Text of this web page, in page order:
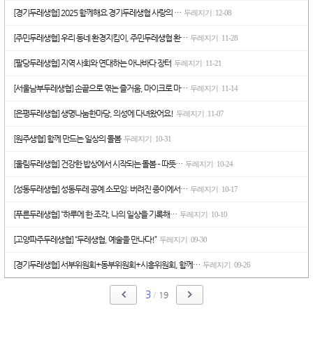
[경기두레생협] 2025 함께해요 경기두레생협 사랑의 … 두레지기 12-08
[주민두레생협] 우리 동네 환경지킴이, 주민두레생협 환… 두레지기 11-28
[팔당두레생협] 지역 사회와 연대하는 아나바다 장터 두레지기 11-21
[서울남부두레생협] 손끝으로 엮는 즐거움, 마이크로 마… 두레지기 11-14
[은평두레생협] 생명나눔한마당, 의성에 다녀왔어요! 두레지기 11-07
[원주생협] 함께 만드는 일상의 돌봄 두레지기 10-31
[울림두레생협] 건강한 밥상에서 시작되는 돌봄 – 따뜻… 두레지기 10-24
[성동두레생협] 성동두레 공예 소모임: 버려진 종이에서… 두레지기 10-17
[푸른두레생협] “하루에 한 조각, 나의 일상을 기록해… 두레지기 10-10
[고양파주두레생협] “두레생협, 예술을 만나다!” 두레지기 09-30
[경기두레생협] 서부위원회+동부위원회+시흥위원회, 함께… 두레지기 09-26
3 / 19